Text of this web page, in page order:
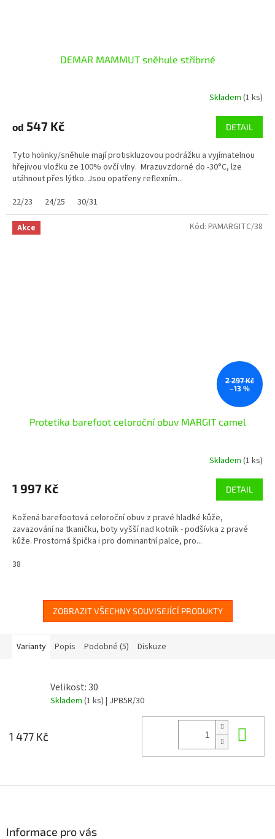
DEMAR MAMMUT sněhule stříbrné
Skladem (1 ks)
od 547 Kč DETAIL
Tyto holinky/sněhule mají protiskluzovou podrážku a vyjímatelnou
hřejivou vložku ze 100% ovčí vlny. Mrazuvzdorné do -30°C, lze
utáhnout přes lýtko. Jsou opatřeny reflexním...
22/23
24/25 30/31
Akce
2 297 Kč
–13 %
Protetika barefoot celoroční obuv MARGIT camel
Skladem (1 ks)
1 997 Kč DETAIL
Kožená barefootová celoroční obuv z pravé hladké kůže,
zavazování na tkaničku, boty vyšší nad kotník - podšívka z pravé
kůže. Prostorná špička i pro dominantní palce, pro...
38
Kód: PAMARGITC/38
ZOBRAZIT VŠECHNY SOUVISEJÍCÍ PRODUKTY
Varianty Popis Podobné (5) Diskuze
Velikost: 30
Skladem (1 ks) | JPB5R/30
1 477 Kč
Informace pro vás